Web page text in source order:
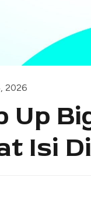
2026
Up
Isi